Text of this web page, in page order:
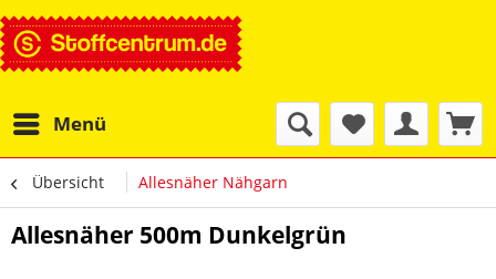
Menü
Übersicht Allesnäher Nähgarn
Allesnäher 500m Dunkelgrün